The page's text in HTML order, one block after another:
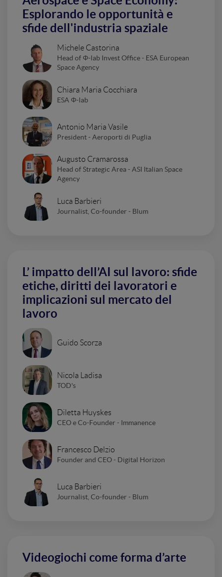
Esplorando le opportunità e
sfide dell'industria spaziale
Michele Castorina
Head of Φ-lab Invest Office - ESA European
Space Agency
Chiara Maria Cocchiara
ESA Φ-lab
Antonio Maria Vasile
President - Aeroporti di Puglia
Augusto Cramarossa
Head of Strategic Area - ASI Italian Space
Agency
Luca Barbieri
Journalist, Co-founder - Blum
L’ impatto dell’AI sul lavoro: sfide
etiche, diritti dei lavoratori e
implicazioni sul mercato del
lavoro
Guido Scorza
Nicola Ladisa
TOD's
Diletta Huyskes
CEO e Co-Founder - Immanence
Francesco Delzio
Founder and CEO - Digital Horizon
Luca Barbieri
Journalist, Co-founder - Blum
Videogiochi come forma d’arte